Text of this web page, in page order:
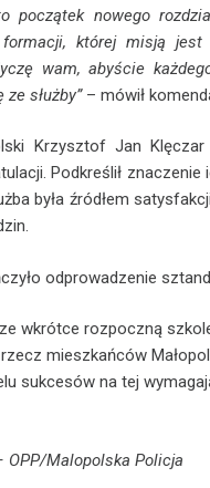
początek nowego
której misją
wam, abyście
służby”– mówił
Krzysztof Jan
Podkreślił
była źródłem
odprowadzenie
wkrótce rozpoczną
rzecz mieszkańców
sukcesów na tej
OPP/Malopolska Policja